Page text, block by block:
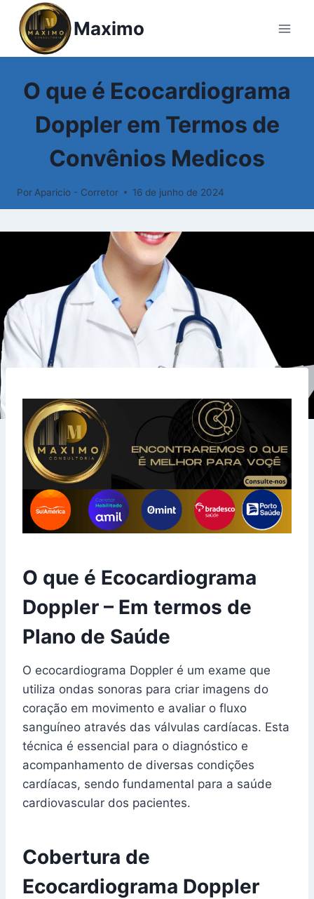
Pular
para
Maximo
O que é Ecocardiograma
Doppler em Termos de
Convênios Medicos
Por Aparicio - Corretor 16 de junho de 2024
O que é Ecocardiograma
Doppler – Em termos de
Plano de Saúde
O ecocardiograma Doppler é um exame que
utiliza ondas sonoras para criar imagens do
coração em movimento e avaliar o fluxo
sanguíneo através das válvulas cardíacas. Esta
técnica é essencial para o diagnóstico e
acompanhamento de diversas condições
cardíacas, sendo fundamental para a saúde
cardiovascular dos pacientes.
Cobertura de
Ecocardiograma Doppler